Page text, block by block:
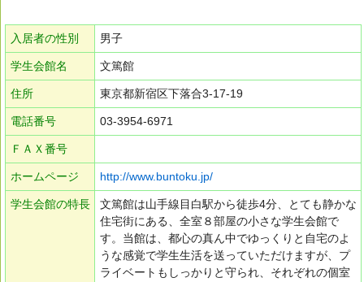
入居者の性別 男子
学生会館名 文篤館
住所 東京都新宿区下落合3-17-19
電話番号 03-3954-6971
ＦＡＸ番号
ホームページ http://www.buntoku.jp/
学生会館の特長
文篤館は山手線目白駅から徒歩4分、とても静かな
住宅街にある、全室８部屋の小さな学生会館で
す。当館は、都心の真ん中でゆっくりと自宅のよ
うな感覚で学生生活を送っていただけますが、プ
ライベートもしっかりと守られ、それぞれの個室